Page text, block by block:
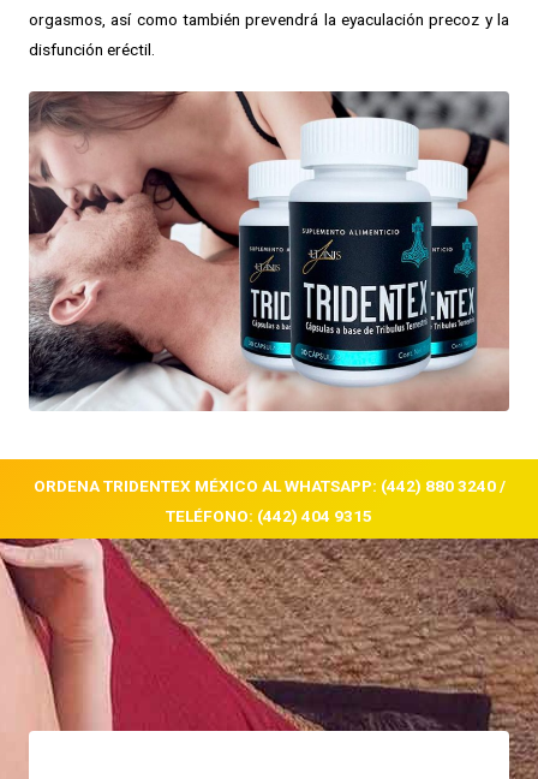
orgasmos, así como también prevendrá la eyaculación precoz y la
disfunción eréctil.
ORDENA TRIDENTEX MÉXICO AL WHATSAPP: (442) 880 3240 /
TELÉFONO: (442) 404 9315